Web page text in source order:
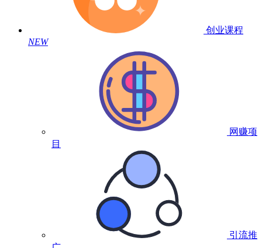
创业课程
NEW
网赚项
目
引流推